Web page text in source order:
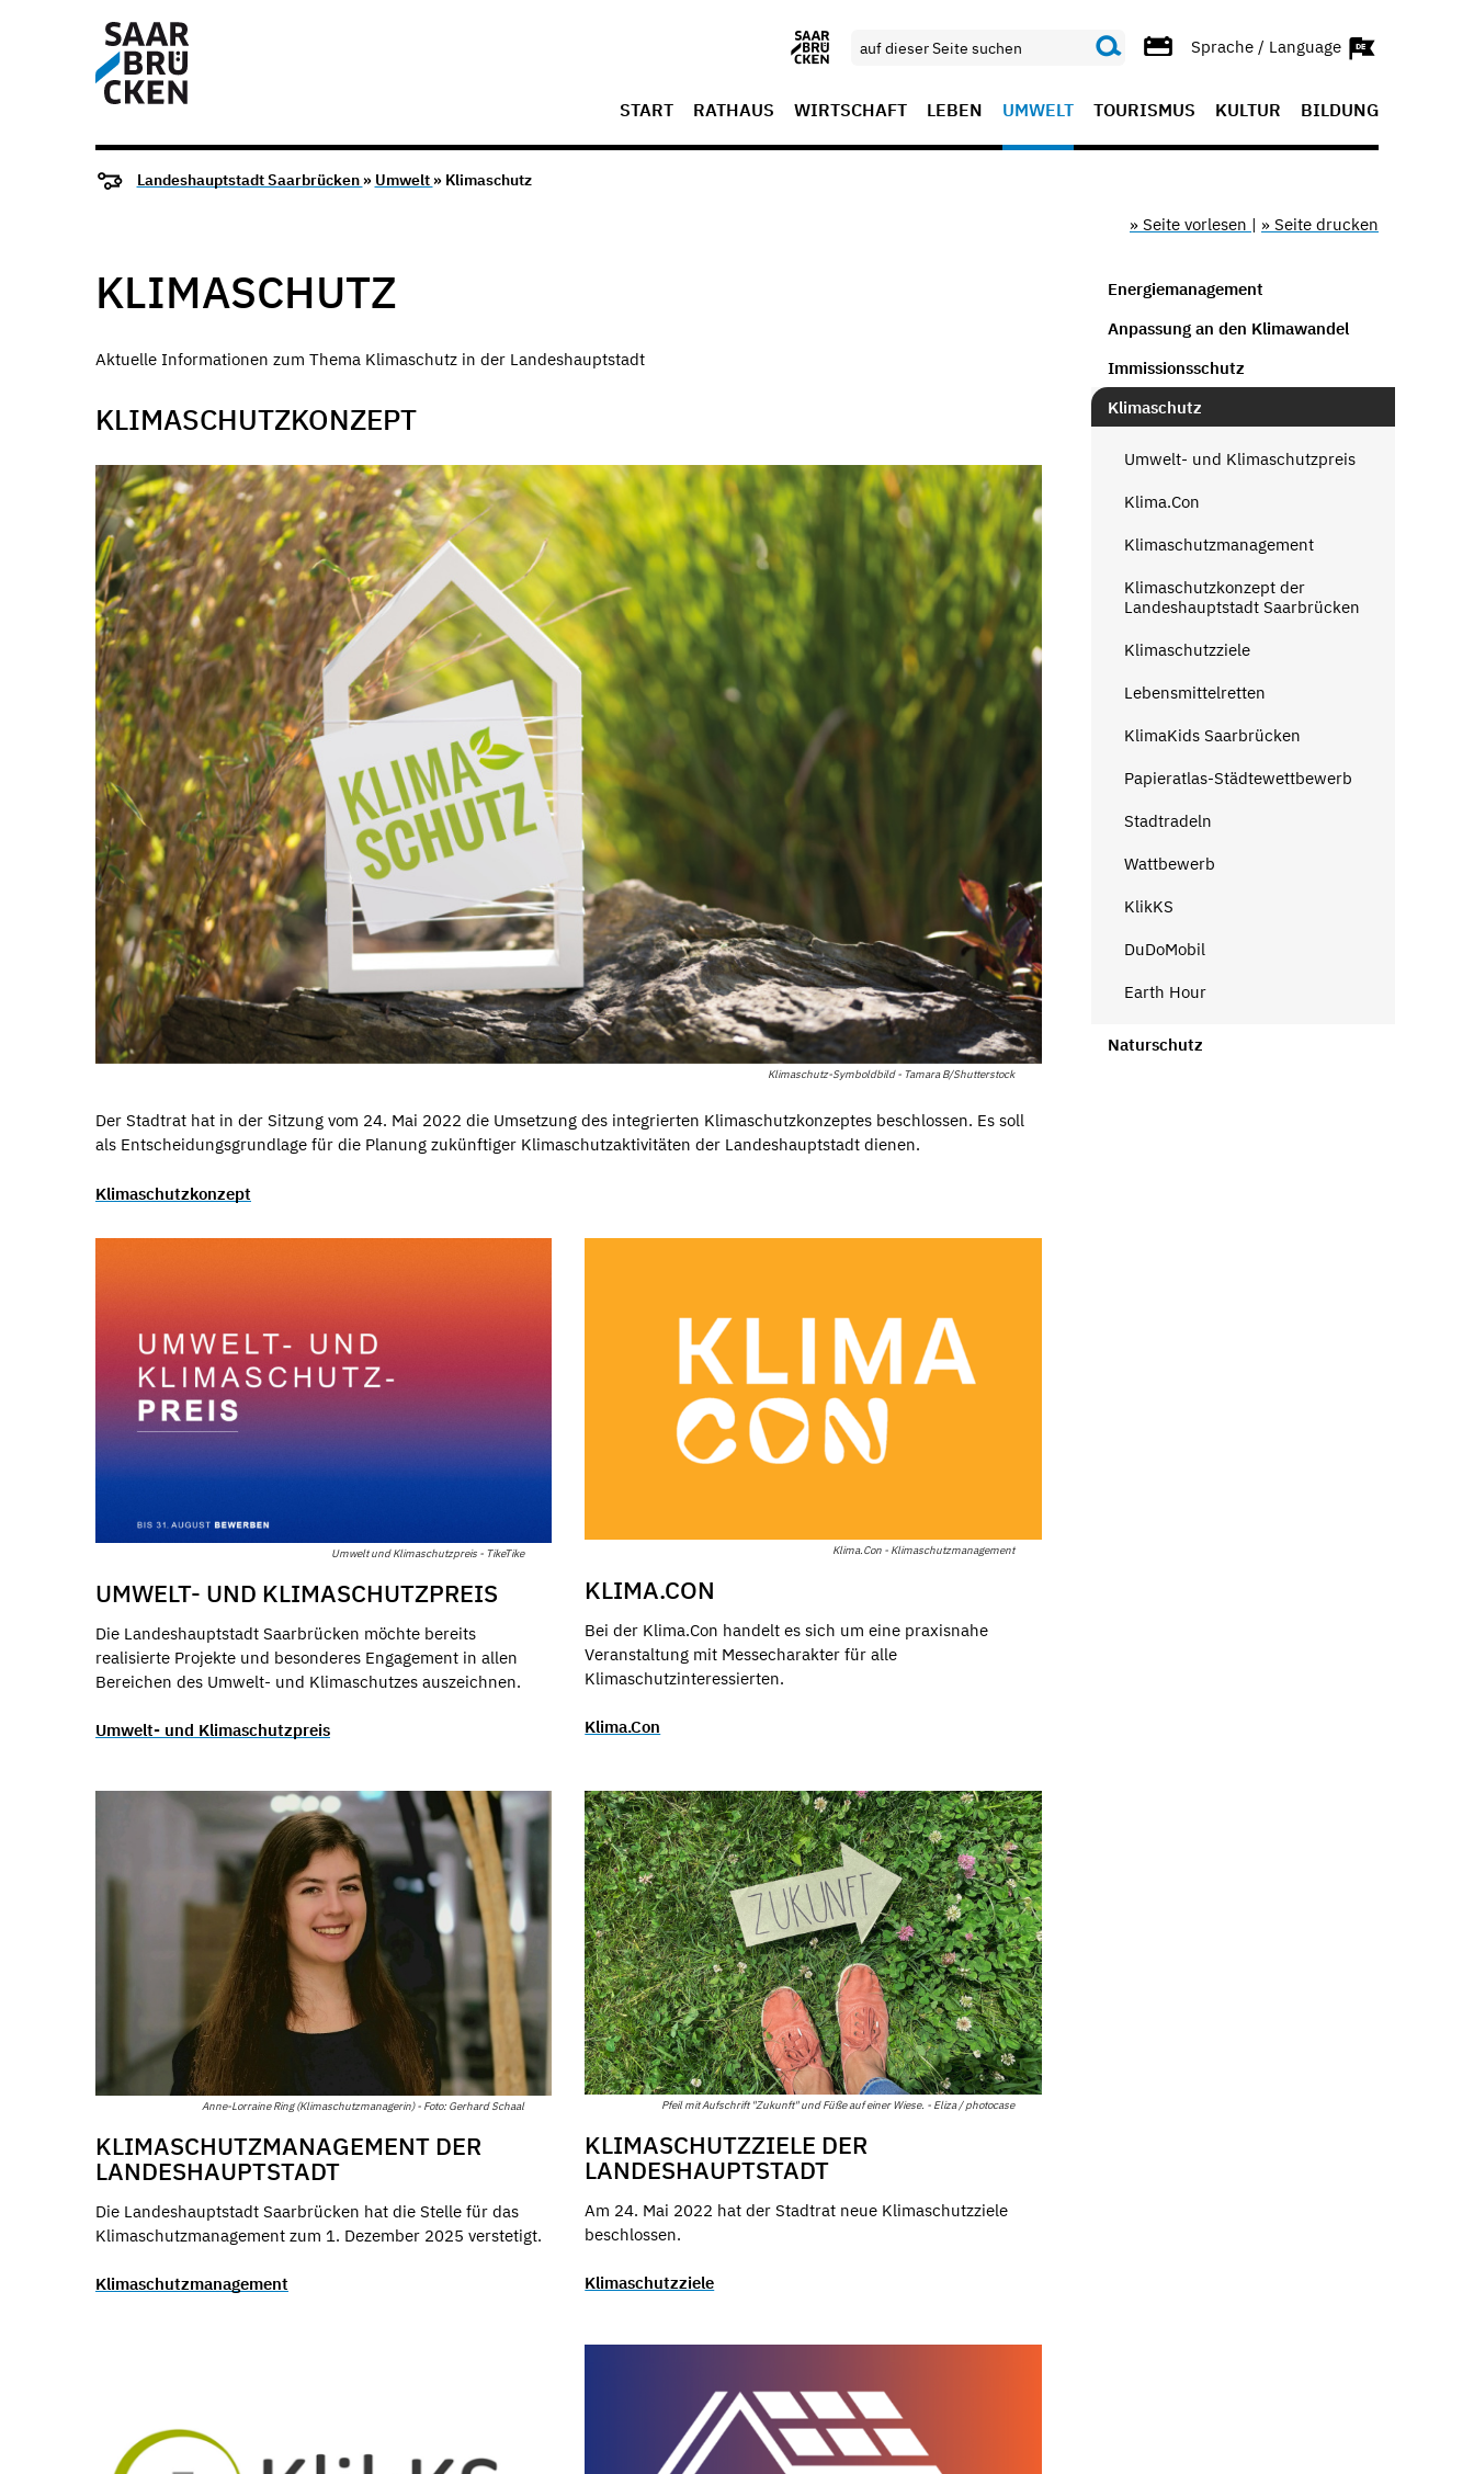
Sprache / Language
START RATHAUS WIRTSCHAFT LEBEN UMWELT TOURISMUS KULTUR BILDUNG
Landeshauptstadt Saarbrücken » Umwelt » Klimaschutz
» Seite vorlesen | » Seite drucken
KLIMASCHUTZ
Aktuelle Informationen zum Thema Klimaschutz in der Landeshauptstadt
KLIMASCHUTZKONZEPT
Klimaschutz-Symboldbild - Tamara B/Shutterstock
Der Stadtrat hat in der Sitzung vom 24. Mai 2022 die Umsetzung des integrierten Klimaschutzkonzeptes beschlossen. Es soll
als Entscheidungsgrundlage für die Planung zukünftiger Klimaschutzaktivitäten der Landeshauptstadt dienen.
Klimaschutzkonzept
Umwelt und Klimaschutzpreis - TikeTike
UMWELT- UND KLIMASCHUTZPREIS
Die Landeshauptstadt Saarbrücken möchte bereits
realisierte Projekte und besonderes Engagement in allen
Bereichen des Umwelt- und Klimaschutzes auszeichnen.
Umwelt- und Klimaschutzpreis
Klima.Con - Klimaschutzmanagement
KLIMA.CON
Bei der Klima.Con handelt es sich um eine praxisnahe
Veranstaltung mit Messecharakter für alle
Klimaschutzinteressierten.
Klima.Con
Anne-Lorraine Ring (Klimaschutzmanagerin) - Foto: Gerhard Schaal
KLIMASCHUTZMANAGEMENT DER
LANDESHAUPTSTADT
Die Landeshauptstadt Saarbrücken hat die Stelle für das
Klimaschutzmanagement zum 1. Dezember 2025 verstetigt.
Klimaschutzmanagement
Pfeil mit Aufschrift "Zukunft" und Füße auf einer Wiese. - Eliza / photocase
KLIMASCHUTZZIELE DER
LANDESHAUPTSTADT
Am 24. Mai 2022 hat der Stadtrat neue Klimaschutzziele
beschlossen.
Klimaschutzziele
Energiemanagement
Anpassung an den Klimawandel
Immissionsschutz
Klimaschutz
Umwelt- und Klimaschutzpreis
Klima.Con
Klimaschutzmanagement
Klimaschutzkonzept der
Landeshauptstadt Saarbrücken
Klimaschutzziele
Lebensmittelretten
KlimaKids Saarbrücken
Papieratlas-Städtewettbewerb
Stadtradeln
Wattbewerb
KlikKS
DuDoMobil
Earth Hour
Naturschutz